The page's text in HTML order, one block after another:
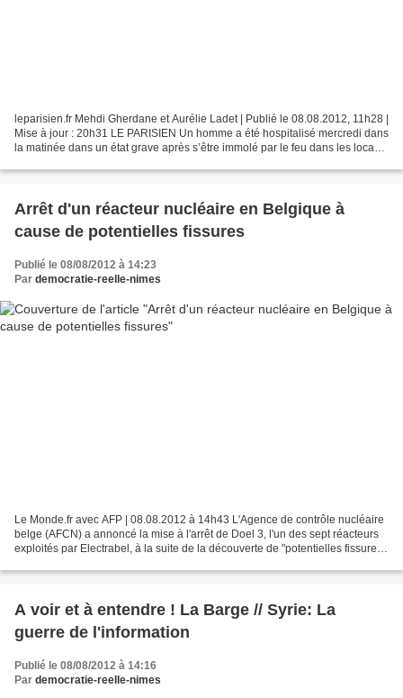
leparisien.fr Mehdi Gherdane et Aurélie Ladet | Publié le 08.08.2012, 11h28 |
Mise à jour : 20h31 LE PARISIEN Un homme a été hospitalisé mercredi dans
la matinée dans un état grave après s’être immolé par le feu dans les locaux
Arrêt d'un réacteur nucléaire en Belgique à
cause de potentielles fissures
Publié le 08/08/2012 à 14:23
Par democratie-reelle-nimes
Le Monde.fr avec AFP | 08.08.2012 à 14h43 L'Agence de contrôle nucléaire
belge (AFCN) a annoncé la mise à l'arrêt de Doel 3, l'un des sept réacteurs
exploités par Electrabel, à la suite de la découverte de "potentielles fissures"
A voir et à entendre ! La Barge // Syrie: La
guerre de l'information
Publié le 08/08/2012 à 14:16
Par democratie-reelle-nimes